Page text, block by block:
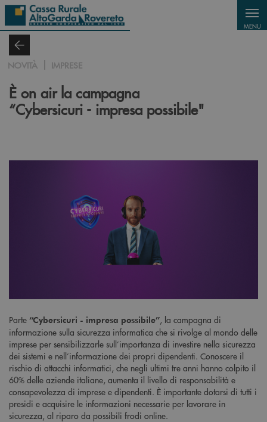
Salta al contenuto principale
MENU
NOVITÀ IMPRESE
È on air la campagna
“Cybersicuri - impresa possibile"
Parte “Cybersicuri - impresa possibile”, la campagna di
informazione sulla sicurezza informatica che si rivolge al mondo delle
imprese per sensibilizzarle sull’importanza di investire nella sicurezza
dei sistemi e nell’informazione dei propri dipendenti. Conoscere il
rischio di attacchi informatici, che negli ultimi tre anni hanno colpito il
60% delle aziende italiane, aumenta il livello di responsabilità e
consapevolezza di imprese e dipendenti. È importante dotarsi di tutti i
presidi e acquisire le informazioni necessarie per lavorare in
sicurezza, al riparo da possibili frodi online.